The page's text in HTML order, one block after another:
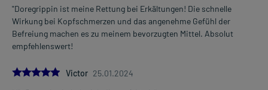
Generell gilt: Achten Sie vor allem bei Säuglingen, Kleinkindern und
älteren Menschen auf eine gewissenhafte Dosierung. Im
Zweifelsfalle fragen Sie Ihren Arzt oder Apotheker nach etwaigen
Auswirkungen oder Vorsichtsmaßnahmen.
Eine vom Arzt verordnete Dosierung kann von den Angaben der
"Doregrippin ist meine Rettung bei Erkältungen! Die schnelle
Wirkung bei Kopfschmerzen und das angenehme Gefühl der
Befreiung machen es zu meinem bevorzugten Mittel. Absolut
empfehlenswert!
5.0
Victor 25.01.2024